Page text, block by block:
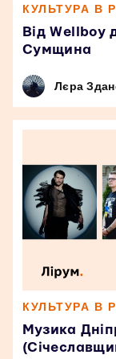
КУЛЬТУРА В
Від Wellboy
Сумщина
Лєра
КУЛЬТУРА В
Музика